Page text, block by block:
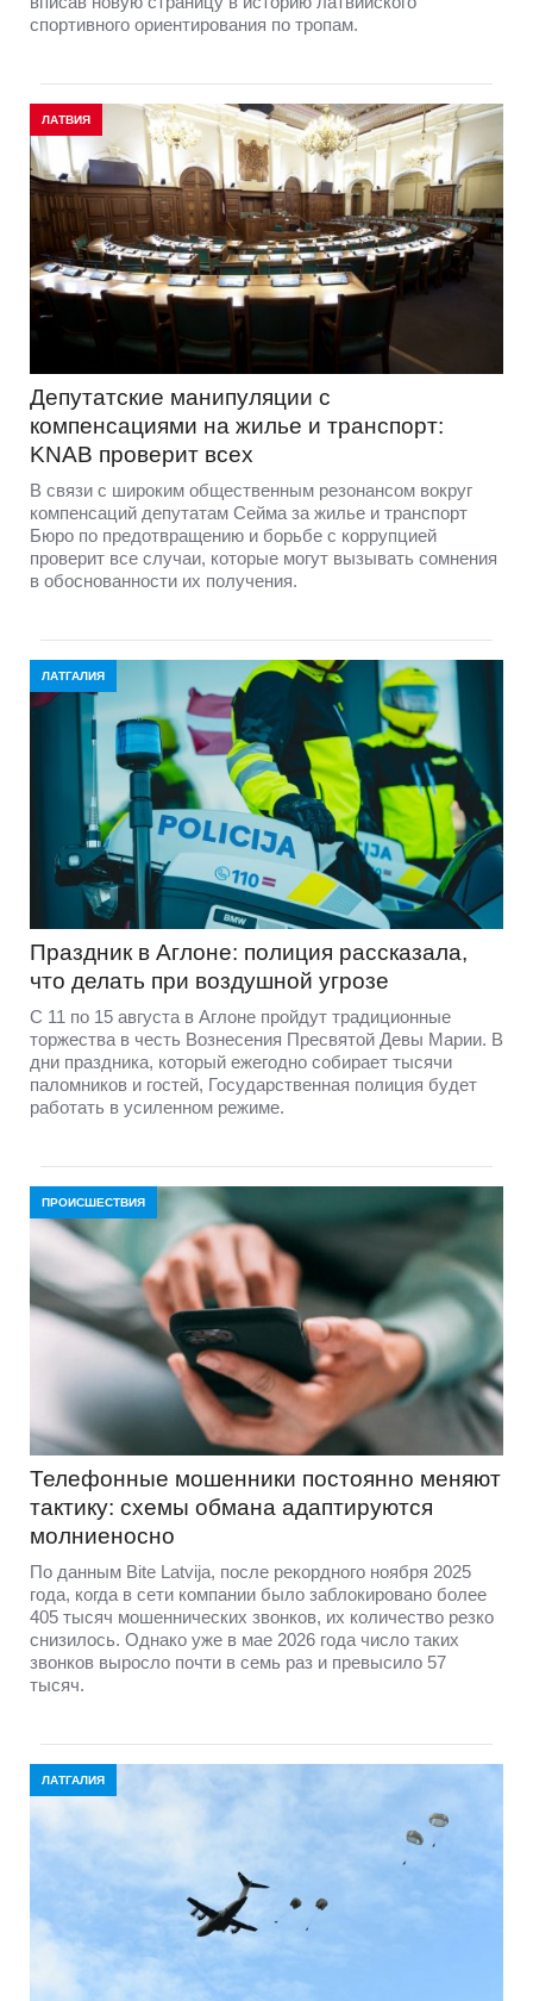
спортивного ориентирования по тропам.
ЛАТВИЯ
Депутатские манипуляции с
компенсациями на жилье и транспорт:
KNAB проверит всех
В связи с широким общественным резонансом вокруг
компенсаций депутатам Сейма за жилье и транспорт
Бюро по предотвращению и борьбе с коррупцией
проверит все случаи, которые могут вызывать сомнения
в обоснованности их получения.
ЛАТГАЛИЯ
Праздник в Аглоне: полиция рассказала,
что делать при воздушной угрозе
С 11 по 15 августа в Аглоне пройдут традиционные
торжества в честь Вознесения Пресвятой Девы Марии. В
дни праздника, который ежегодно собирает тысячи
паломников и гостей, Государственная полиция будет
работать в усиленном режиме.
ПРОИСШЕСТВИЯ
Телефонные мошенники постоянно меняют
тактику: схемы обмана адаптируются
молниеносно
По данным Bite Latvija, после рекордного ноября 2025
года, когда в сети компании было заблокировано более
405 тысяч мошеннических звонков, их количество резко
снизилось. Однако уже в мае 2026 года число таких
звонков выросло почти в семь раз и превысило 57
тысяч.
ЛАТГАЛИЯ